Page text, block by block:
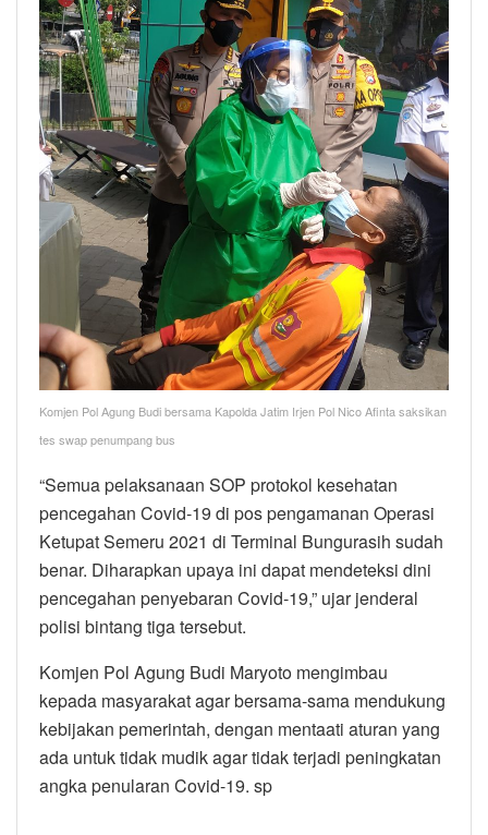
Komjen Pol Agung Budi bersama Kapolda Jatim Irjen Pol Nico Afinta saksikan
tes swap penumpang bus
“Semua pelaksanaan SOP protokol kesehatan
pencegahan Covid-19 di pos pengamanan Operasi
Ketupat Semeru 2021 di Terminal Bungurasih sudah
benar. Diharapkan upaya ini dapat mendeteksi dini
pencegahan penyebaran Covid-19,” ujar jenderal
polisi bintang tiga tersebut.
Komjen Pol Agung Budi Maryoto mengimbau
kepada masyarakat agar bersama-sama mendukung
kebijakan pemerintah, dengan mentaati aturan yang
ada untuk tidak mudik agar tidak terjadi peningkatan
angka penularan Covid-19. sp